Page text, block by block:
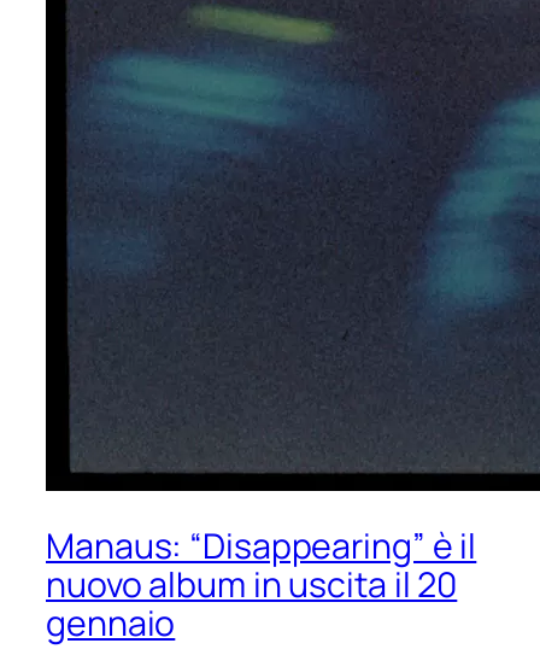
Manaus: “Disappearing” è il
nuovo album in uscita il 20
gennaio